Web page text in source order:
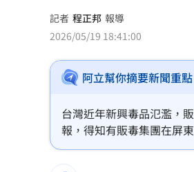
二手菸超毒！她陪
NCC無委員唱獨立
詐慈濟10億！律師
650萬冊神話崩!《
記者 程正邦 報導
2026/05/19 18:41:00
阿立幫你摘要新聞重點
台灣近年新興毒品氾濫，
報，得知有販毒集團在屏
跨縣市遠征，去年底拂曉
縣市緝毒大案，近日已由